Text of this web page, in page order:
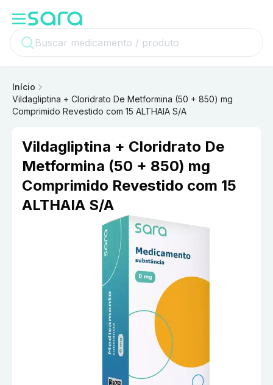
Início
Vildagliptina + Cloridrato De Metformina (50 + 850) mg
Comprimido Revestido com 15 ALTHAIA S/A
Vildagliptina + Cloridrato De
Metformina (50 + 850) mg
Comprimido Revestido com 15
ALTHAIA S/A